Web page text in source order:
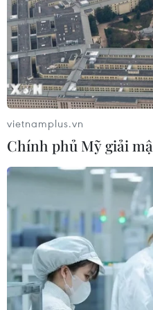
05/08/2026 08:08
Trung Quốc phóng
vệ tinh siêu phổ Đông
Nhãn
giản giúp phát hiện sớm
05/08/2026 03:42
Thái Lan phát hiện hóa
long ăn thịt hơn 130
05/08/2026 00:00
vietnamplus.vn
Chính phủ Mỹ giải